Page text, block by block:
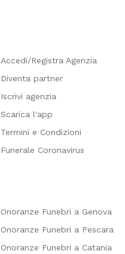
Accedi/Registra Agenzia
Diventa partner
Iscrivi agenzia
Scarica l'app
Termini e Condizioni
Funerale Coronavirus
Onoranze Funebri a Genova
Onoranze Funebri a Pescara
Onoranze Funebri a Catania